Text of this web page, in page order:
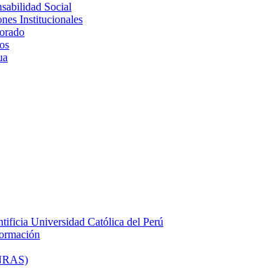
Social
Institucionales
Universidad Católica del Perú